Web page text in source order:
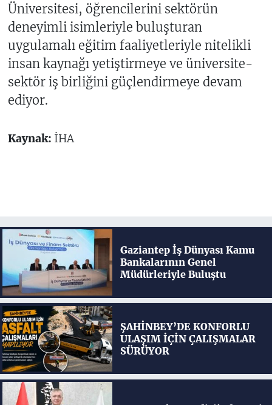
Üniversitesi, öğrencilerini sektörün
deneyimli isimleriyle buluşturan
uygulamalı eğitim faaliyetleriyle nitelikli
insan kaynağı yetiştirmeye ve üniversite-
sektör iş birliğini güçlendirmeye devam
ediyor.
Kaynak: İHA
Gaziantep İş Dünyası Kamu
Bankalarının Genel
Müdürleriyle Buluştu
ŞAHİNBEY’DE KONFORLU
ULAŞIM İÇİN ÇALIŞMALAR
SÜRÜYOR